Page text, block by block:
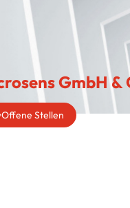
GmbH &
Offene Stellen